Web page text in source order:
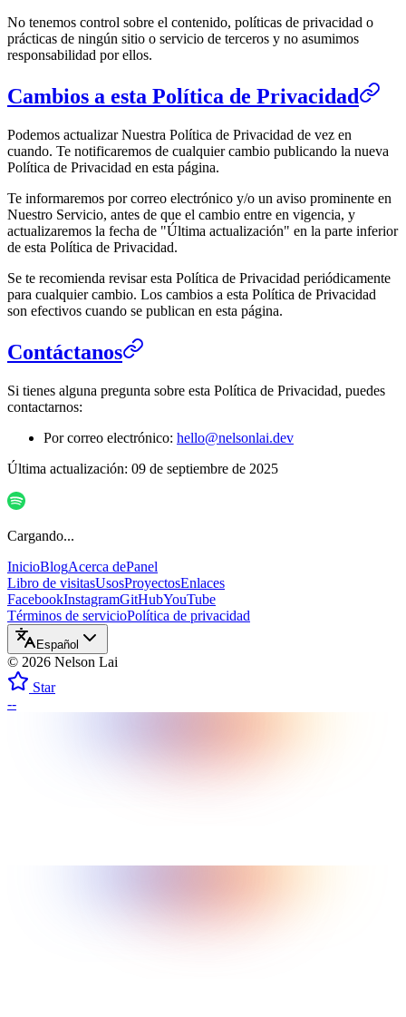
No tenemos control sobre el contenido, políticas de privacidad o
prácticas de ningún sitio o servicio de terceros y no asumimos
responsabilidad por ellos.
Cambios a esta Política de Privacidad
Podemos actualizar Nuestra Política de Privacidad de vez en
cuando. Te notificaremos de cualquier cambio publicando la nueva
Política de Privacidad en esta página.
Te informaremos por correo electrónico y/o un aviso prominente en
Nuestro Servicio, antes de que el cambio entre en vigencia, y
actualizaremos la fecha de "Última actualización" en la parte inferior
de esta Política de Privacidad.
Se te recomienda revisar esta Política de Privacidad periódicamente
para cualquier cambio. Los cambios a esta Política de Privacidad
son efectivos cuando se publican en esta página.
Contáctanos
Si tienes alguna pregunta sobre esta Política de Privacidad, puedes
contactarnos:
Por correo electrónico: hello@nelsonlai.dev
Última actualización: 09 de septiembre de 2025
Cargando...
InicioBlogAcerca dePanel
Libro de visitasUsosProyectosEnlaces
FacebookInstagramGitHubYouTube
Términos de servicioPolítica de privacidad
Español
© 2026 Nelson Lai
Star
--